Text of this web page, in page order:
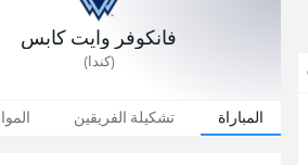
فانكوفر وايت كابس
(كندا)
المباراة تشكيلة الفريقين